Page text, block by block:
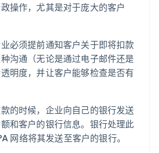
操作，尤其是对于庞大的客户
必须提前通知客户关于即将扣款
沟通（无论是通过电子邮件还是
明度，并让客户能够检查是否有
的时候，企业向自己的银行发送
和客户的银行信息。银行处理此
网络将其发送至客户的银行。